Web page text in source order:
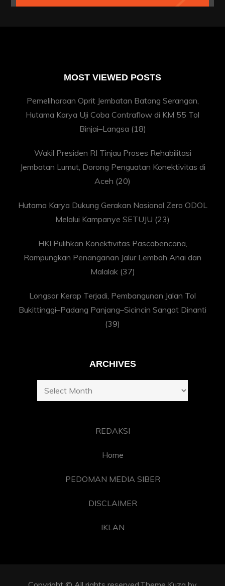
MOST VIEWED POSTS
Pemeliharaan Oprit Jembatan Batang Serangan,
Hutama Karya Uji Coba Contraflow di KM 55 Tol
Binjai–Langsa (18)
Wakil Presiden RI Tinjau Proses Rehabilitasi
Jembatan Lumut, Dorong Penguatan Konektivitas di
Aceh (20)
Hutama Karya Dukung Gerakan Nasional Zero ODOL
Melalui Kampanye SETUJU (23)
HKI Pulihkan Konektivitas Pascabencana,
Rampungkan Penanganan Jalur Lembah Anai dan
Malalak (37)
Longsor Kerap Terjadi, Pembangunan Jalan Tol
Bukittinggi–Padang Panjang–Sicincin Sangat Dinanti
(39)
ARCHIVES
Archives
REDAKSI
Home
PEDOMAN MEDIA SIBER
DISCLAIMER
IKLAN